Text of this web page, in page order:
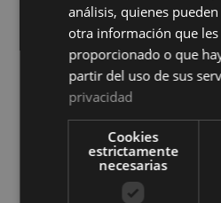
Impermeable Cotoblau
Ver precio
COMPRAR
análisis, quienes
otra información que les
proporcionado o que
partir del uso de sus
privacidad
Cookies
estrictamente
necesarias